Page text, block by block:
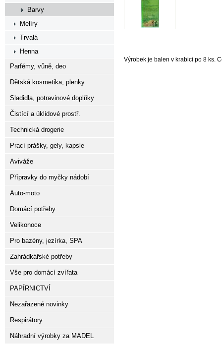
Výrobek je balen v krabici po 8 ks.
Barvy
Melíry
Trvalá
Henna
Parfémy, vůně, deo
Dětská kosmetika, plenky
Sladidla, potravinové doplňky
Čistící a úklidové prostř.
Technická drogerie
Prací prášky, gely, kapsle
Aviváže
Přípravky do myčky nádobí
Auto-moto
Domácí potřeby
Velikonoce
Pro bazény, jezírka, SPA
Zahrádkářské potřeby
Vše pro domácí zvířata
PAPÍRNICTVÍ
Nezařazené novinky
Respirátory
Náhradní výrobky za MADEL